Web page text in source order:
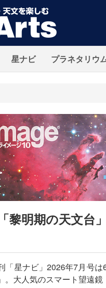
星ナビ プラネタリウ
黎明期の天文台
「星ナビ」2026年7月号
。大人気のスマート望遠